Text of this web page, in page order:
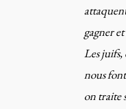
gagner
Les juifs,
nous
on traite